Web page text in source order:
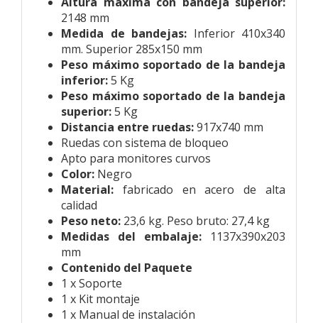
2148 mm
Medida de bandejas: Inferior 410x340
mm. Superior 285x150 mm
Peso máximo soportado de la bandeja
inferior:5 Kg
Peso máximo soportado de la bandeja
superior:5 Kg
Distancia entre ruedas:917x740 mm
Ruedas con sistema de bloqueo
Apto para monitores curvos
Color: Negro
Material: fabricado en acero de alta
calidad
Peso neto: 23,6 kg. Peso bruto: 27,4 kg
Medidas del embalaje: 1137x390x203
mm
Contenido del Paquete
1 x Soporte
1 x Kit montaje
1 x Manual de instalación